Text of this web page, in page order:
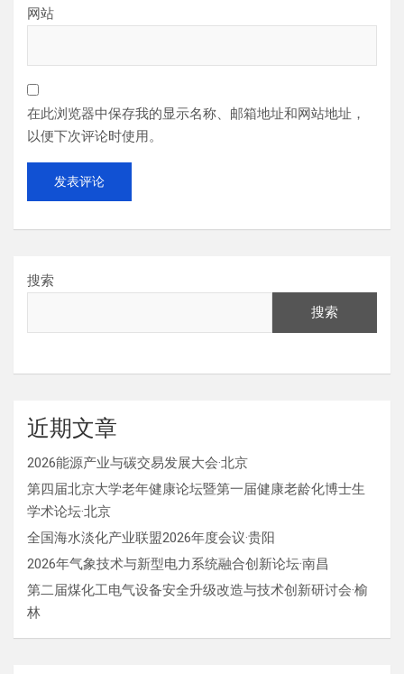
网站
在此浏览器中保存我的显示名称、邮箱地址和网站地址，
以便下次评论时使用。
搜索
搜索
近期文章
2026能源产业与碳交易发展大会·北京
第四届北京大学老年健康论坛暨第一届健康老龄化博士生
学术论坛·北京
全国海水淡化产业联盟2026年度会议·贵阳
2026年气象技术与新型电力系统融合创新论坛·南昌
第二届煤化工电气设备安全升级改造与技术创新研讨会·榆
林